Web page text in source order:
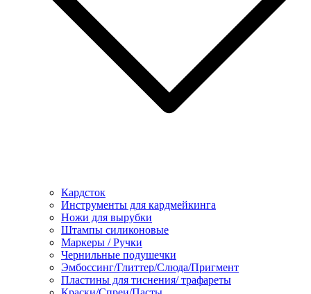
Кардсток
Инструменты для кардмейкинга
Ножи для вырубки
Штампы силиконовые
Маркеры / Ручки
Чернильные подушечки
Эмбоссинг/Глиттер/Слюда/Пригмент
Пластины для тиснения/ трафареты